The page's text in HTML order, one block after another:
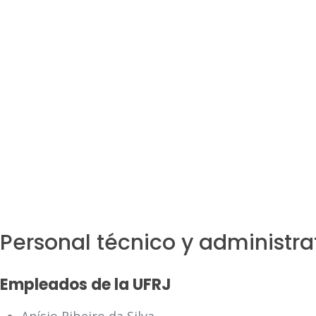
Personal técnico y
Empleados de la UFRJ